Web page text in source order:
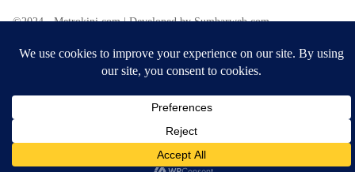
©2024 - Metrokini.com | Developed by Sumbarweb.com